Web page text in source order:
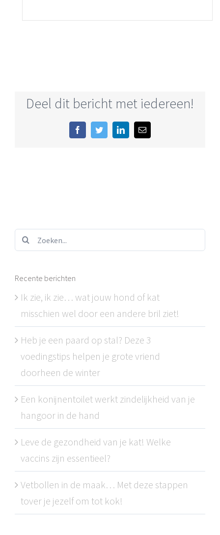
Deel dit bericht met iedereen!
FacebookTwitterLinkedIn
E-
mail
Zoeken...
Recente berichten
Ik zie, ik zie… wat jouw hond of kat
misschien wel door een andere bril ziet!
Heb je een paard op stal? Deze 3
voedingstips helpen je grote vriend
doorheen de winter
Een konijnentoilet werkt zindelijkheid van je
hangoor in de hand
Leve de gezondheid van je kat! Welke
vaccins zijn essentieel?
Vetbollen in de maak… Met deze stappen
tover je jezelf om tot kok!